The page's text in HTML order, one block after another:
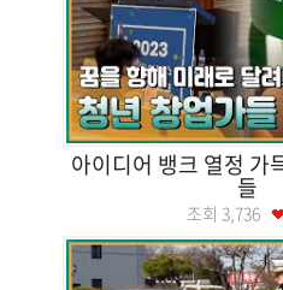
아이디어 뱅크 열정 가
들
조회 3,736